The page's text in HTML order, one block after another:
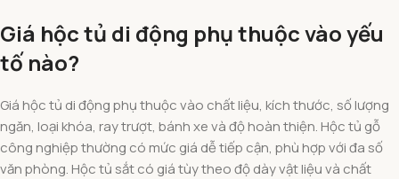
Giá hộc tủ di động phụ thuộc vào yếu
tố nào?
Giá hộc tủ di động phụ thuộc vào chất liệu, kích thước, số lượng
ngăn, loại khóa, ray trượt, bánh xe và độ hoàn thiện. Hộc tủ gỗ
công nghiệp thường có mức giá dễ tiếp cận, phù hợp với đa số
văn phòng. Hộc tủ sắt có giá tùy theo độ dày vật liệu và chất